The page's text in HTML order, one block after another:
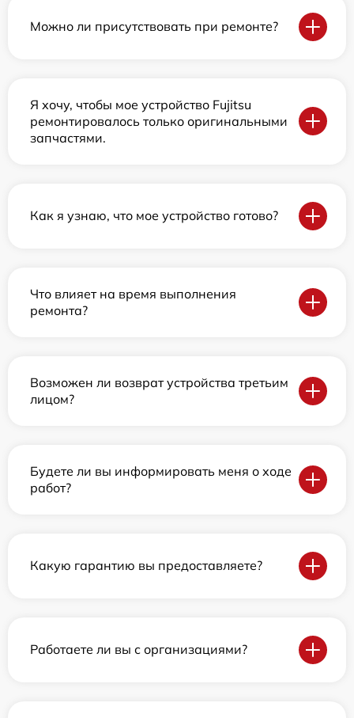
Можно ли присутствовать при ремонте?
Я хочу, чтобы мое устройство Fujitsu
ремонтировалось только оригинальными
запчастями.
Как я узнаю, что мое устройство готово?
Что влияет на время выполнения
ремонта?
Возможен ли возврат устройства третьим
лицом?
Будете ли вы информировать меня о ходе
работ?
Какую гарантию вы предоставляете?
Работаете ли вы с организациями?